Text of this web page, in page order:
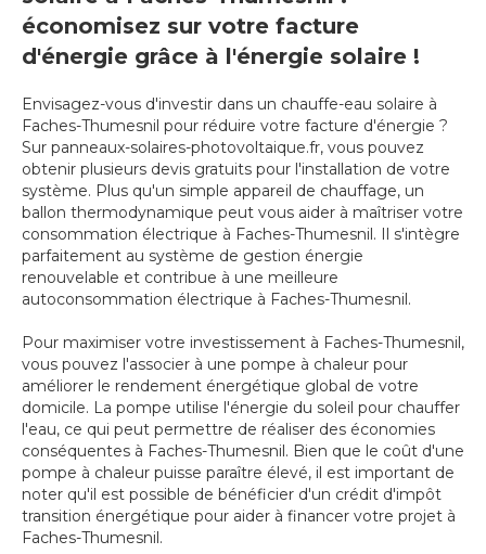
économisez sur votre facture
d'énergie grâce à l'énergie solaire !
Envisagez-vous d'investir dans un chauffe-eau solaire à
Faches-Thumesnil pour réduire votre facture d'énergie ?
Sur panneaux-solaires-photovoltaique.fr, vous pouvez
obtenir plusieurs devis gratuits pour l'installation de votre
système. Plus qu'un simple appareil de chauffage, un
ballon thermodynamique peut vous aider à maîtriser votre
consommation électrique à Faches-Thumesnil. Il s'intègre
parfaitement au système de gestion énergie
renouvelable et contribue à une meilleure
autoconsommation électrique à Faches-Thumesnil.
Pour maximiser votre investissement à Faches-Thumesnil,
vous pouvez l'associer à une pompe à chaleur pour
améliorer le rendement énergétique global de votre
domicile. La pompe utilise l'énergie du soleil pour chauffer
l'eau, ce qui peut permettre de réaliser des économies
conséquentes à Faches-Thumesnil. Bien que le coût d'une
pompe à chaleur puisse paraître élevé, il est important de
noter qu'il est possible de bénéficier d'un crédit d'impôt
transition énergétique pour aider à financer votre projet à
Faches-Thumesnil.